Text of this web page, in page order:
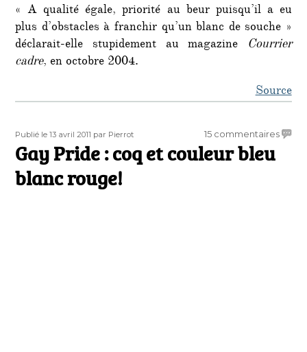
« A qualité égale, priorité au beur puisqu’il a eu
plus d’obstacles à franchir qu’un blanc de souche »
déclarait-elle stupidement au magazine Courrier
cadre, en octobre 2004.
Source
Publié
le
Publié le 13 avril 2011 Auteur
par Pierrot 15 commentairessur
Gay Pride : coq et couleur bleu
blanc rouge!